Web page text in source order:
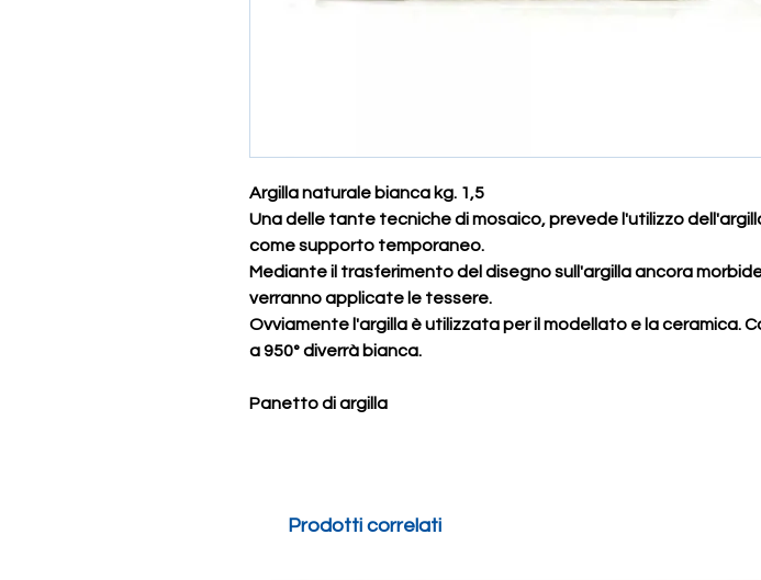
Argilla naturale bianca kg. 1,5
Una delle tante tecniche di mosaico, prevede l'utilizzo
come supporto temporaneo.
Mediante il trasferimento del disegno sull'argilla ancora
verranno applicate le tessere.
Ovviamente l'argilla è utilizzata per il modellato e la ceramica.
a 950° diverrà bianca.
Panetto di argilla
Prodotti correlati